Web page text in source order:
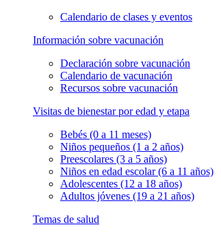
Calendario de clases y eventos
Información sobre vacunación
Declaración sobre vacunación
Calendario de vacunación
Recursos sobre vacunación
Visitas de bienestar por edad y etapa
Bebés (0 a 11 meses)
Niños pequeños (1 a 2 años)
Preescolares (3 a 5 años)
Niños en edad escolar (6 a 11 años)
Adolescentes (12 a 18 años)
Adultos jóvenes (19 a 21 años)
Temas de salud